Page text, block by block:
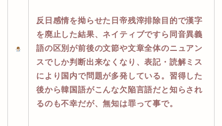
反日感情を拗らせた日帝残滓排除目的で漢字
を廃止した結果、ネイティブですら同音異義
語の区別が前後の文節や文章全体のニュアン
スでしか判断出来なくなり、表記・読解ミス
により国内で問題が多発している。習得した
後から韓国語がこんな欠陥言語だと知らされ
るのも不幸だが、無知は罪って事で。